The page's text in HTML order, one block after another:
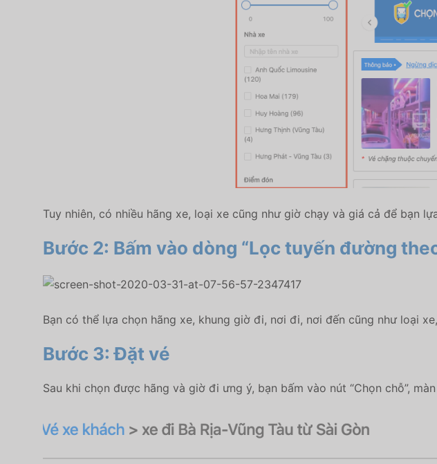
Tuy nhiên, có nhiều hãng xe, loại xe cũng như giờ chạy và giá cả để bạn
Bước 2: Bấm vào dòng “Lọc tuyến đường
Bạn có thể lựa chọn hãng xe, khung giờ đi, nơi đi, nơi đến cũng như loại
Bước 3: Đặt vé
Sau khi chọn được hãng và giờ đi ưng ý, bạn bấm vào nút “Chọn chỗ”,